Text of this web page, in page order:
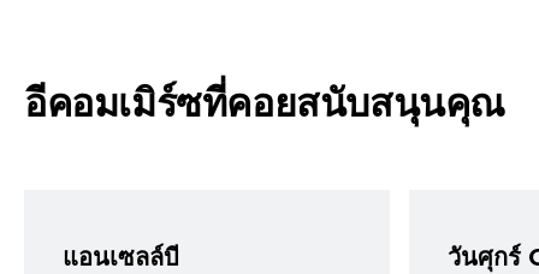
อีคอมเมิร์ซที่คอยสนับสนุนคุณ
แอนเซลล์บี
วันศุกร์